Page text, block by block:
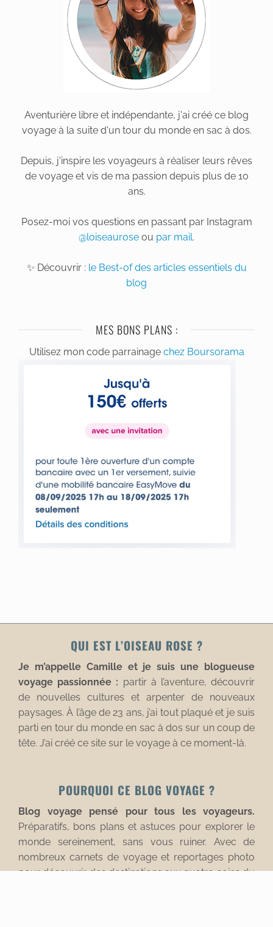
Aventurière libre et indépendante, j'ai créé ce blog
voyage à la suite d'un tour du monde en sac à dos.
Depuis, j'inspire les voyageurs à réaliser leurs rêves
de voyage et vis de ma passion depuis plus de 10
ans.
Posez-moi vos questions en passant par Instagram
@loiseaurose ou par mail.
✨ Découvrir : le Best-of des articles essentiels du
blog
MES BONS PLANS :
Utilisez mon code parrainage chez Boursorama
QUI EST L’OISEAU ROSE ?
Je m’appelle Camille et je suis une blogueuse
voyage passionnée : partir à l’aventure, découvrir
de nouvelles cultures et arpenter de nouveaux
paysages. À l’âge de 23 ans, j’ai tout plaqué et je suis
parti en tour du monde en sac à dos sur un coup de
tête. J’ai créé ce site sur le voyage à ce moment-là.
POURQUOI CE BLOG VOYAGE ?
Blog voyage pensé pour tous les voyageurs.
Préparatifs, bons plans et astuces pour explorer le
monde sereinement, sans vous ruiner. Avec de
nombreux carnets de voyage et reportages photo
pour découvrir des destinations aux quatre coins du